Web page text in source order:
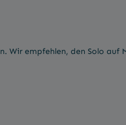
Wir empfehlen, den Solo